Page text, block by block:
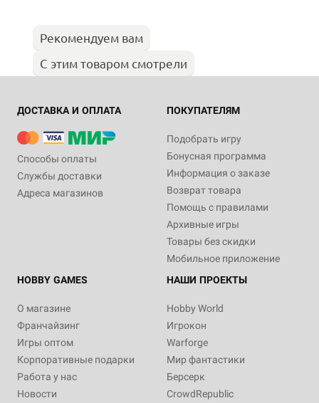
Рекомендуем вам
С этим товаром смотрели
ДОСТАВКА И ОПЛАТА
Способы оплаты
Службы доставки
Адреса магазинов
ПОКУПАТЕЛЯМ
Подобрать игру
Бонусная программа
Информация о заказе
Возврат товара
Помощь с правилами
Архивные игры
Товары без скидки
Мобильное приложение
HOBBY GAMES
О магазине
Франчайзинг
Игры оптом
Корпоративные подарки
Работа у нас
Новости
НАШИ ПРОЕКТЫ
Hobby World
Игрокон
Warforge
Мир фантастики
Берсерк
CrowdRepublic